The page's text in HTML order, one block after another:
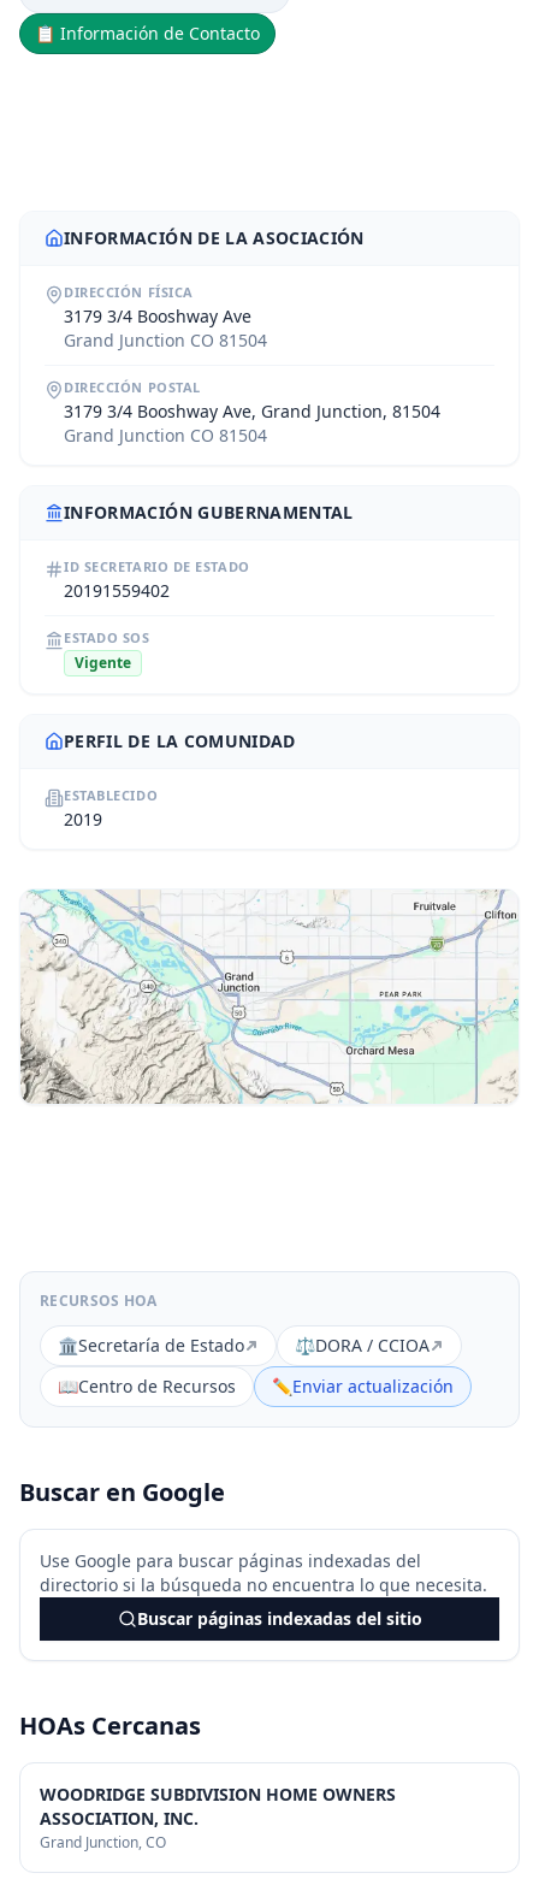
📋 Información de Contacto
INFORMACIÓN DE LA ASOCIACIÓN
DIRECCIÓN FÍSICA
3179 3/4 Booshway Ave
Grand Junction CO 81504
DIRECCIÓN POSTAL
3179 3/4 Booshway Ave, Grand Junction, 81504
Grand Junction CO 81504
INFORMACIÓN GUBERNAMENTAL
ID SECRETARIO DE ESTADO
20191559402
ESTADO SOS
Vigente
PERFIL DE LA COMUNIDAD
ESTABLECIDO
2019
RECURSOS HOA
🏛️Secretaría de Estado ⚖️DORA / CCIOA
📖Centro de Recursos ✏️Enviar actualización
Buscar en Google
Use Google para buscar páginas indexadas del
directorio si la búsqueda no encuentra lo que necesita.
Buscar páginas indexadas del sitio
HOAs Cercanas
WOODRIDGE SUBDIVISION HOME OWNERS
ASSOCIATION, INC.
Grand Junction, CO